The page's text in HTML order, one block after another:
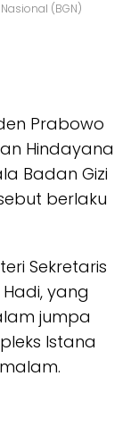
(BGN)
Prabowo
Hindayana
Badan Gizi
berlaku
Sekretaris
yang
jumpa
Istana